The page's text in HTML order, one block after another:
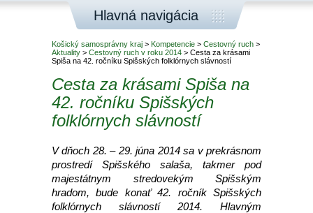
Hlavná navigácia
Košický samosprávny kraj > Kompetencie > Cestovný ruch >
Aktuality > Cestovný ruch v roku 2014 > Cesta za krásami
Spiša na 42. ročníku Spišských folklórnych slávností
Cesta za krásami Spiša na
42. ročníku Spišských
folklórnych slávností
V dňoch 28. – 29. júna 2014 sa v prekrásnom
prostredí Spišského salaša, takmer pod
majestátnym stredovekým Spišským
hradom, bude konať 42. ročník Spišských
folklórnych slávností 2014. Hlavným